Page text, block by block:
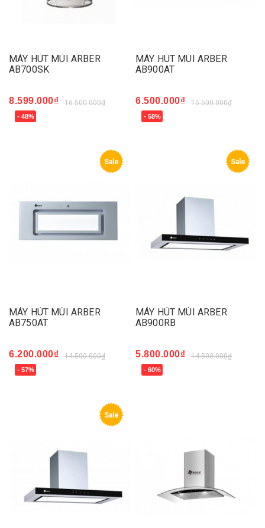
MÁY HÚT MÙI ARBER
AB700SK
8.599.000₫ 16.500.000₫
- 48%
MÁY HÚT MÙI ARBER
AB900AT
6.500.000₫ 15.500.000₫
- 58%
Sale
MÁY HÚT MÙI ARBER
AB750AT
6.200.000₫ 14.500.000₫
- 57%
Sale
MÁY HÚT MÙI ARBER
AB900RB
5.800.000₫ 14.500.000₫
- 60%
Sale